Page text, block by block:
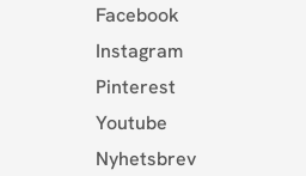
Facebook
Instagram
Pinterest
Youtube
Nyhetsbrev